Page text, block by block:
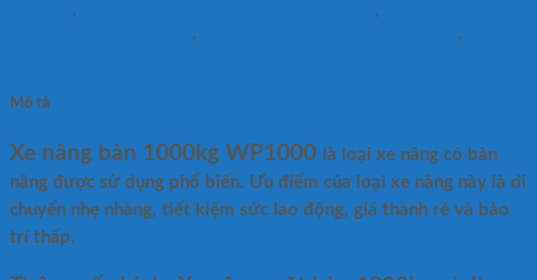
, ,
, ,
Mô tả
Xe nâng bàn 1000kg WP1000 là loại xe nâng có bàn
nâng được sử dụng phổ biến. Ưu điểm của loại xe nâng này là di
chuyển nhẹ nhàng, tiết kiệm sức lao động, giá thành rẻ và bảo
trí thấp.